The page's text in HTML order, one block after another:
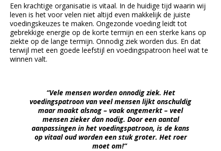
Een krachtige organisatie is vitaal. In de huidige tijd waarin wij
leven is het voor velen niet altijd even makkelijk de juiste
voedingskeuzes te maken. Ongezonde voeding leidt tot
gebrekkige energie op de korte termijn en een sterke kans op
ziekte op de lange termijn. Onnodig ziek worden dus. En dat
terwijl met een goede leefstijl en voedingspatroon heel wat te
winnen valt.
“Vele mensen worden onnodig ziek. Het
voedingspatroon van veel mensen lijkt onschuldig
maar maakt alsnog – vaak ongemerkt – veel
mensen zieker dan nodig. Door een aantal
aanpassingen in het voedingspatroon, is de kans
op vitaal oud worden een stuk groter. Het roer
moet om!”